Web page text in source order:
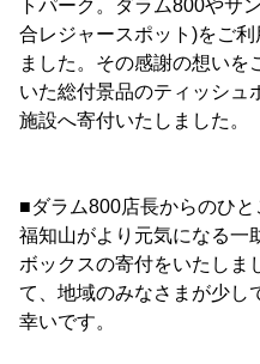
トパーク。ダラム800やサ
合レジャースポット)をご
ました。その感謝の想いを
いた総付景品のティッシュ
施設へ寄付いたしました。
■ダラム800店長からのひと
福知山がより元気になる一
ボックスの寄付をいたしま
て、地域のみなさまが少し
幸いです。